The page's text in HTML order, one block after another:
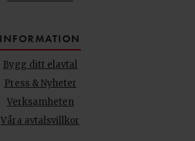
INFORMATION
Bygg ditt elavtal
Press & Nyheter
Verksamheten
Våra avtalsvillkor